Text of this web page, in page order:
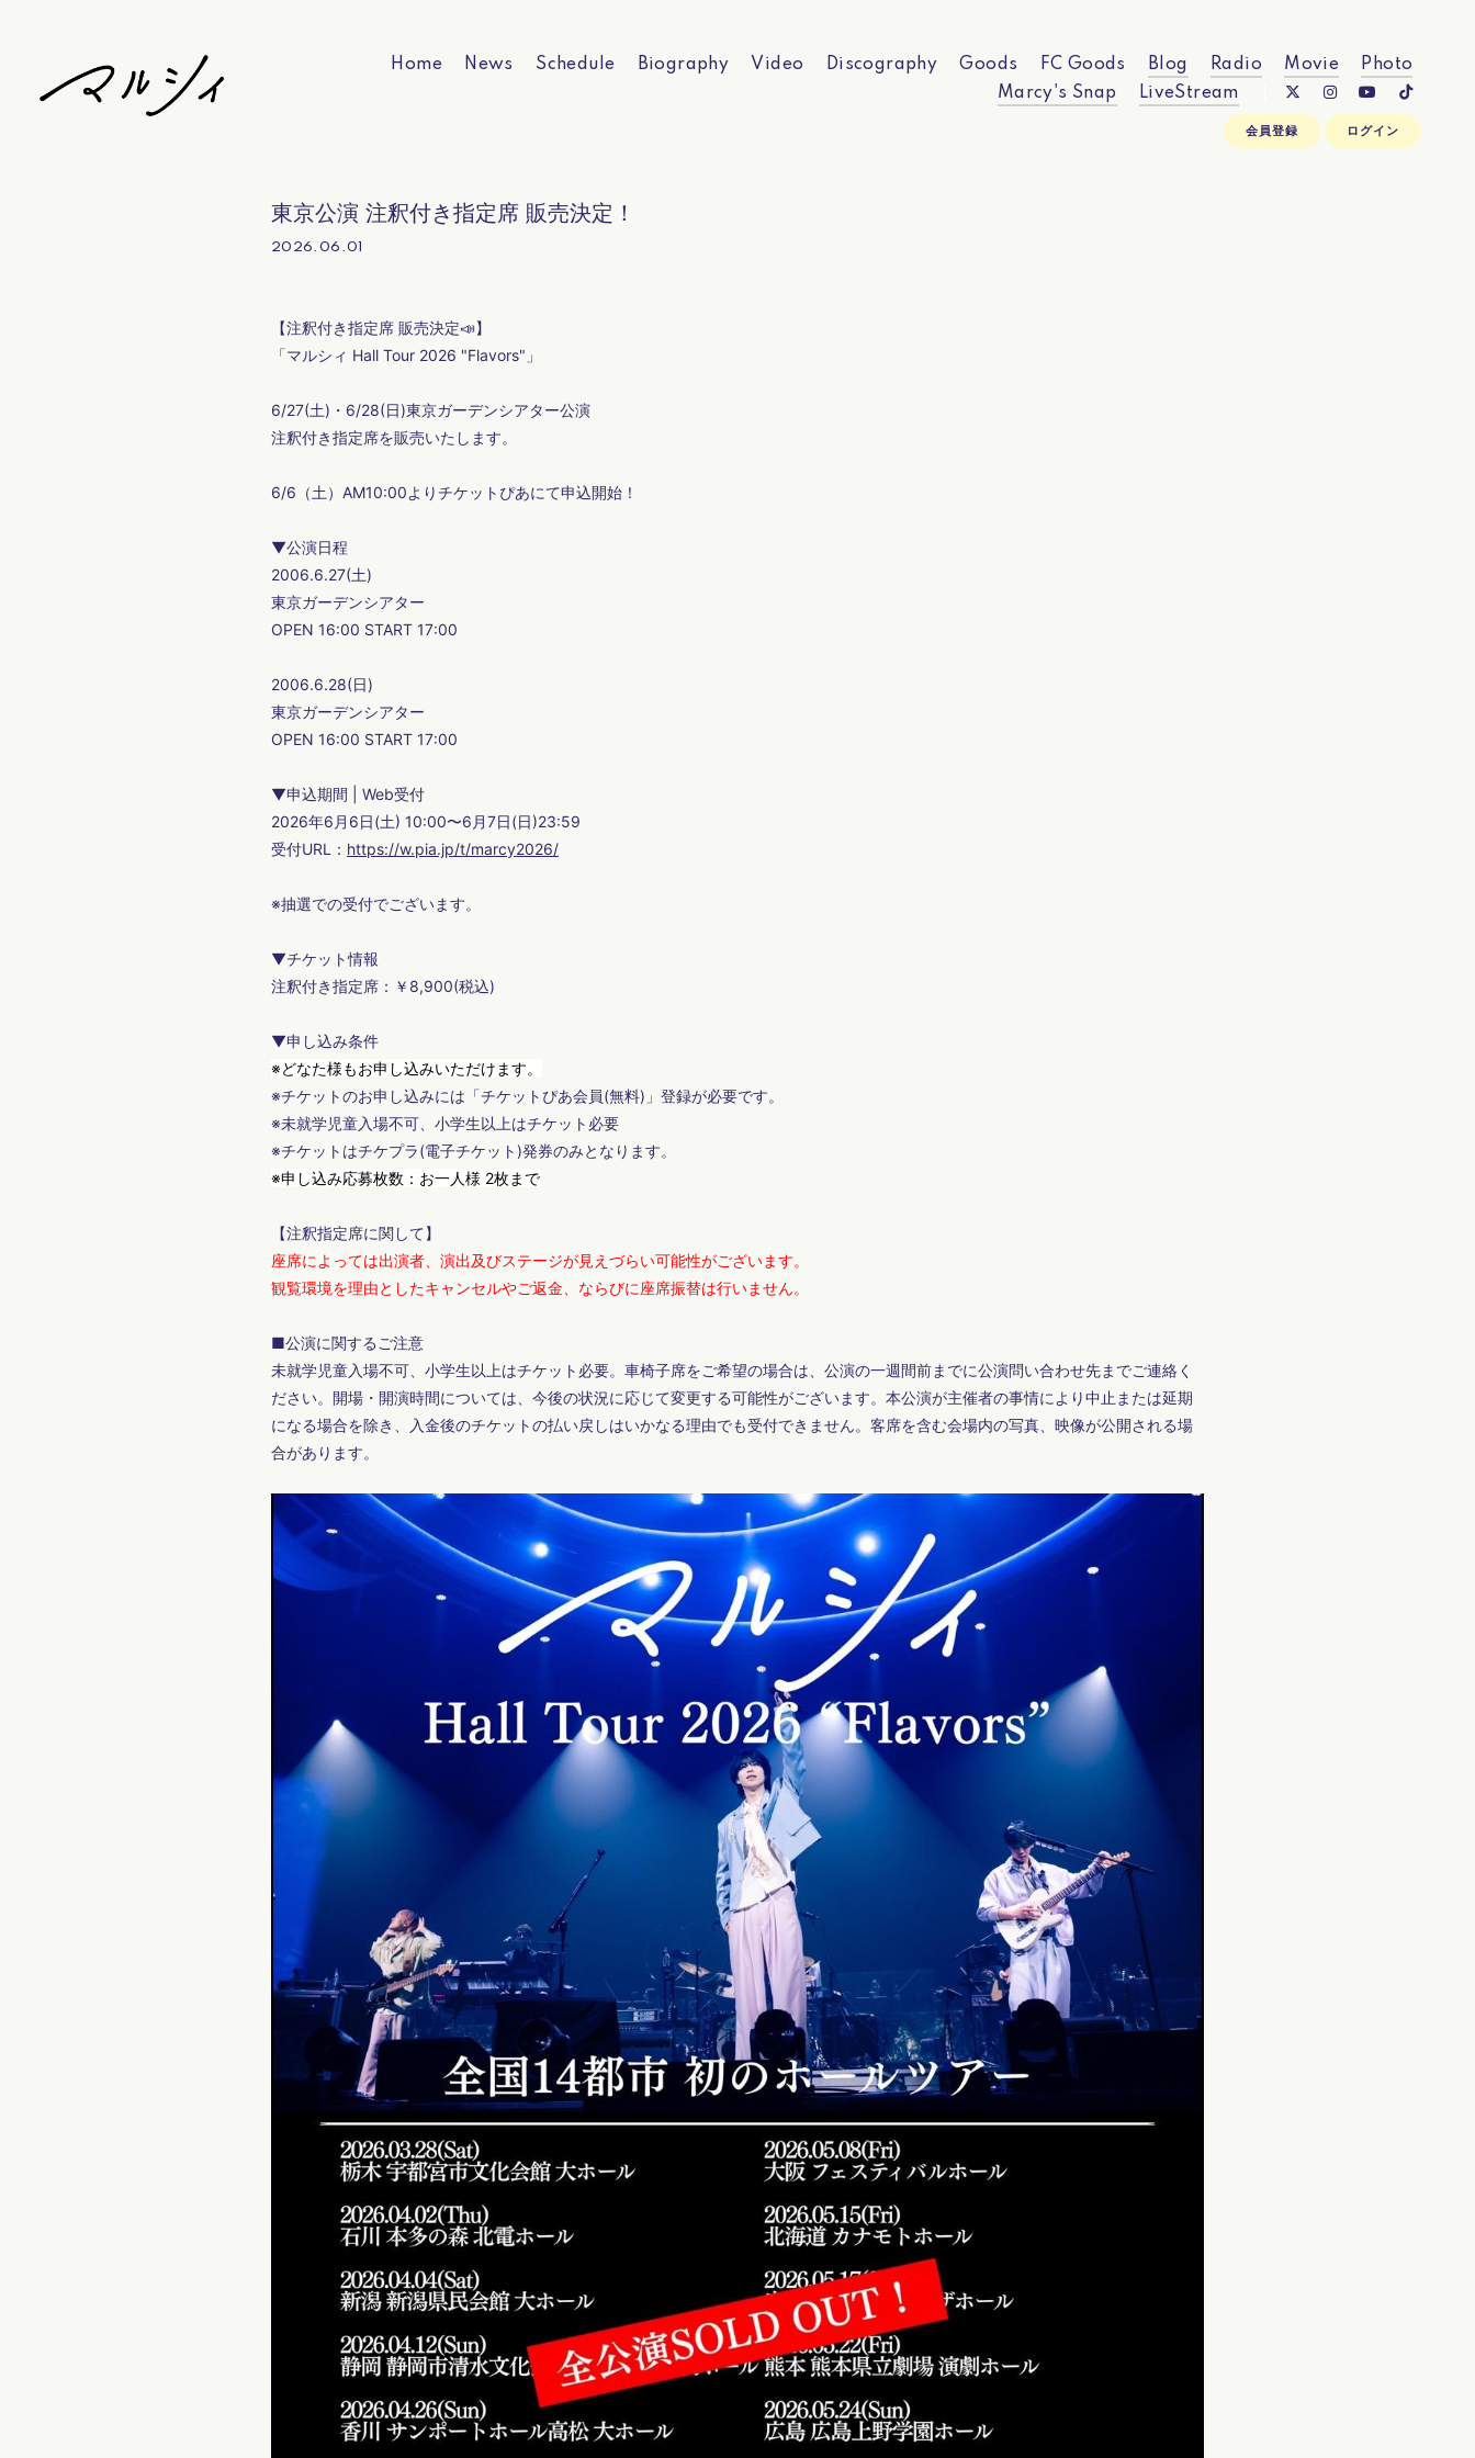
Home News Schedule Biography Video Discography Goods FC Goods Blog Radio Movie
Photo
Marcy's Snap
LiveStream
会員登録 ログイン
東京公演 注釈付き指定席 販売決定！
2026.06.01
【注釈付き指定席 販売決定📣】
「マルシィ Hall Tour 2026 "Flavors"」
6/27(土)・6/28(日)東京ガーデンシアター公演
注釈付き指定席を販売いたします。
6/6（土）AM10:00よりチケットぴあにて申込開始！
▼公演日程
2006.6.27(土)
東京ガーデンシアター
OPEN 16:00 START 17:00
2006.6.28(日)
東京ガーデンシアター
OPEN 16:00 START 17:00
▼申込期間 | Web受付
2026年6月6日(土) 10:00〜6月7日(日)23:59
受付URL： https://w.pia.jp/t/marcy2026/
※抽選での受付でございます。
▼チケット情報
注釈付き指定席：￥8,900(税込)
▼申し込み条件
※どなた様もお申し込みいただけます。
※チケットのお申し込みには「チケットぴあ会員(無料)」登録が必要です。
※未就学児童入場不可、小学生以上はチケット必要
※チケットはチケプラ(電子チケット)発券のみとなります。
※申し込み応募枚数：お一人様 2枚まで
【注釈指定席に関して】
座席によっては出演者、演出及びステージが見えづらい可能性がございます。
観覧環境を理由としたキャンセルやご返金、ならびに座席振替は行いません。
■公演に関するご注意
未就学児童入場不可、小学生以上はチケット必要。車椅子席をご希望の場合は、公演の一週間前までに公演問い合わせ先までご連絡く
ださい。開場・開演時間については、今後の状況に応じて変更する可能性がございます。本公演が主催者の事情により中止または延期
になる場合を除き、入金後のチケットの払い戻しはいかなる理由でも受付できません。客席を含む会場内の写真、映像が公開される場
合があります。